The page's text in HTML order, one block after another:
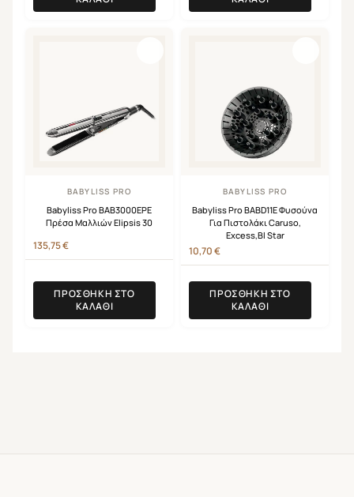
BABYLISS PRO
Babyliss Pro BAB3000EPE
Πρέσα Μαλλιών Elipsis 30
135,75€
ΠΡΟΣΘΉΚΗ ΣΤΟ
ΚΑΛΆΘΙ
BABYLISS PRO
Babyliss Pro BABD11E Φυσούνα
Για Πιστολάκι Caruso,
Excess,Bl Star
10,70€
ΠΡΟΣΘΉΚΗ ΣΤΟ
ΚΑΛΆΘΙ